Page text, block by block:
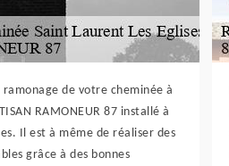
de votre cheminée à
RAMONEUR 87 installé à
Il est à même de réaliser des
grâce à des bonnes